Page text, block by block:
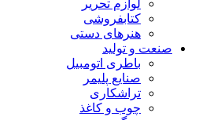
لوازم تحریر
کتابفروشی
هنرهای دستی
صنعت و تولید
باطری اتومبیل
صنایع پلیمر
تراشکاری
چوب و کاغذ